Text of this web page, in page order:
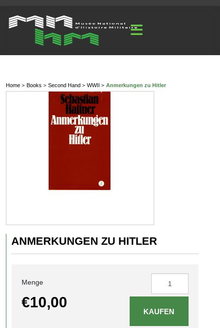
Home Books Second Hand WWII Anmerkungen zu Hitler
ANMERKUNGEN ZU HITLER
Menge
€10,00